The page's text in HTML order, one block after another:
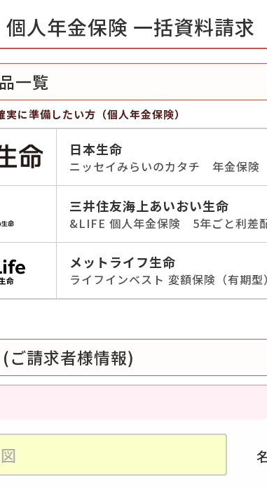
個人年金保険 一括資料請求
一覧
に準備したい方（個人年金保険）
日本生命
ニッセイみらいのカタチ 年金保険
三井住友海上あいおい生命
&LIFE 個人年金保険 5年ごと利差
メットライフ生命
ライフインベスト 変額保険（有期型）
ご請求者様情報)